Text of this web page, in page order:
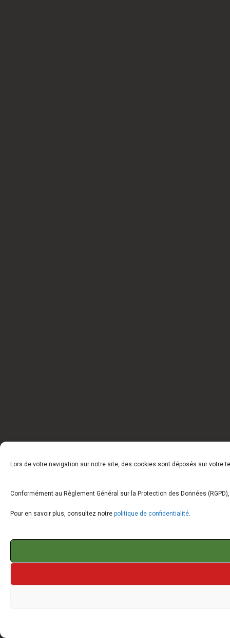
Lors de votre navigation sur notre site, des cookies sont déposés sur votre
Conformément au Règlement Général sur la Protection des Données
Pour en savoir plus, consultez notre politique de confidentialité.